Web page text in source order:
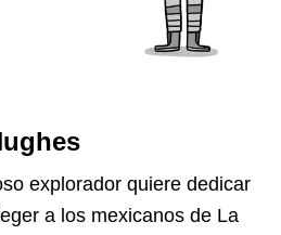
explorador quiere dedicar
a los mexicanos de La